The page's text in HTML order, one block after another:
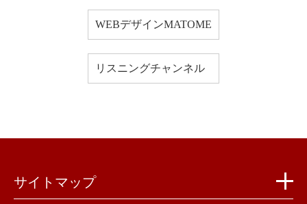
WEBデザインMATOME
リスニングチャンネル
サイトマップ